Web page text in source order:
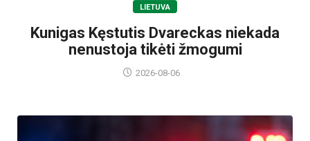
LIETUVA
Kunigas Kęstutis Dvareckas niekada
nenustoja tikėti žmogumi
2026-08-06